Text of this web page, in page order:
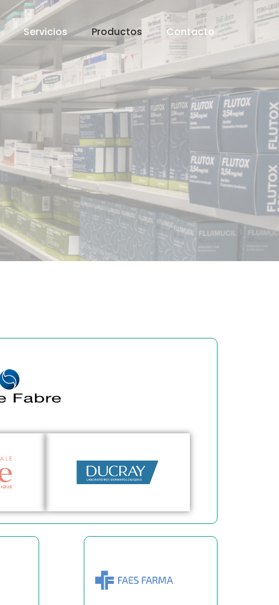
Servicios Productos Contacto